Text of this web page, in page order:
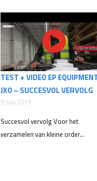
TEST + VIDEO EP
JX0 – SUCCESVOL VERVOLG
9 July 2019
Succesvol vervolg Voor het
verzamelen van kleine order...